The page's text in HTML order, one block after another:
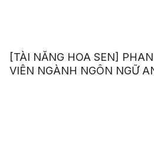
[TÀI NĂNG HOA SEN]
VIÊN NGÀNH NGÔN NGỮ